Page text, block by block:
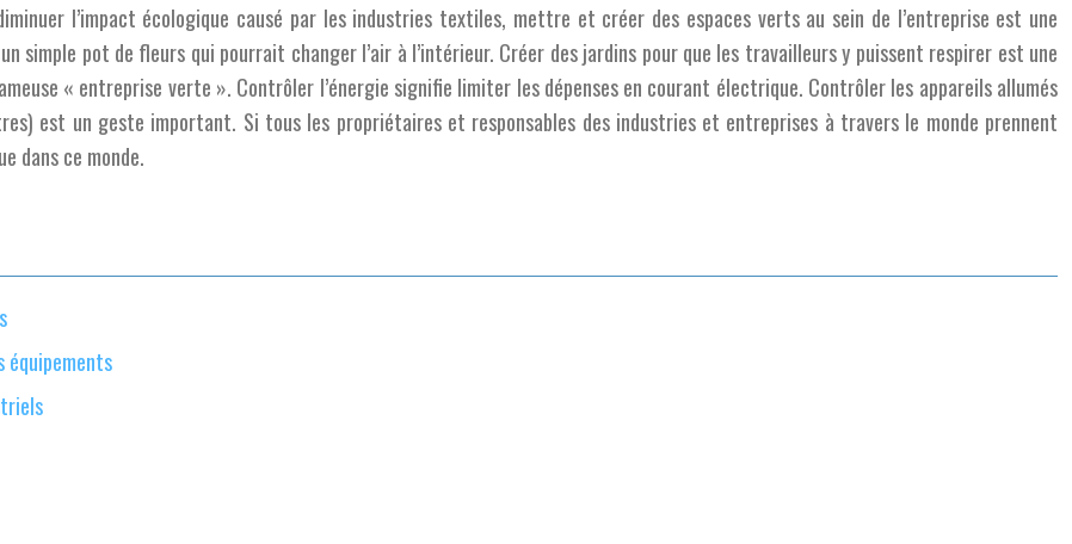
l’impact écologique causé par les industries textiles, mettre et créer des espaces verts au sein de l’entreprise est une
simple pot de fleurs qui pourrait changer l’air à l’intérieur. Créer des jardins pour que les travailleurs y puissent respirer est une
« entreprise verte ». Contrôler l’énergie signifie limiter les dépenses en courant électrique. Contrôler les appareils allumés
est un geste important. Si tous les propriétaires et responsables des industries et entreprises à travers le monde prennent
dans ce monde.
équipements